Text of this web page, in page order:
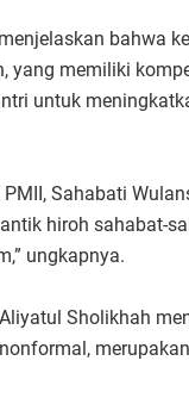
bahwa
yang memiliki
untuk
Sahabati
hiroh sahabat-
ungkapnya.
Sholikhah